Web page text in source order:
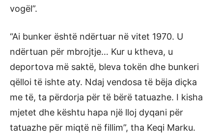
vogël”.
“Ai bunker është ndërtuar në vitet 1970. U
ndërtuan për mbrojtje… Kur u ktheva, u
deportova më saktë, bleva tokën dhe bunkeri
qëlloi të ishte aty. Ndaj vendosa të bëja diçka
me të, ta përdorja për të bërë tatuazhe. I kisha
mjetet dhe kështu hapa një lloj dyqani për
tatuazhe për miqtë në fillim”, tha Keqi Marku.